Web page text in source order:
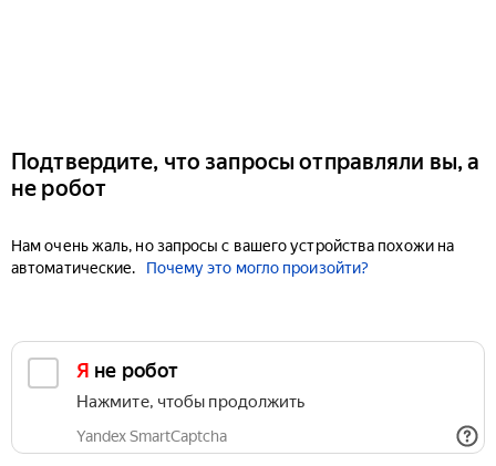
Подтвердите, что запросы отправляли вы, а
не робот
Нам очень жаль, но запросы с вашего устройства похожи на
автоматические.
Почему это могло произойти?
Я не робот
Нажмите, чтобы продолжить
Yandex SmartCaptcha